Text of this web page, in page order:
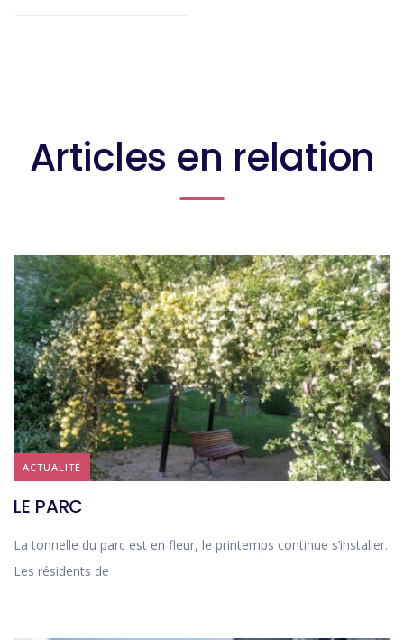
Articles en relation
ACTUALITÉ
LE PARC
La tonnelle du parc est en fleur, le printemps continue s’installer.
Les résidents de